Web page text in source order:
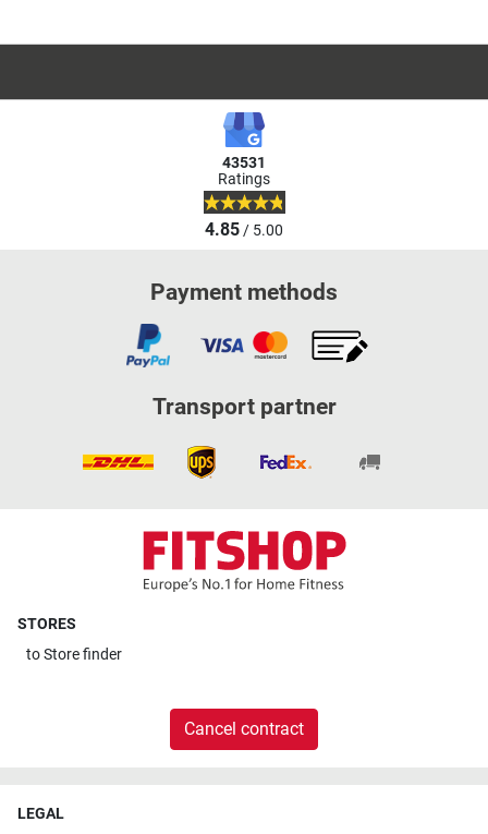
43531
Ratings
4.85/ 5.00
Payment methods
Transport partner
STORES
toStore finder
Cancel contract
LEGAL